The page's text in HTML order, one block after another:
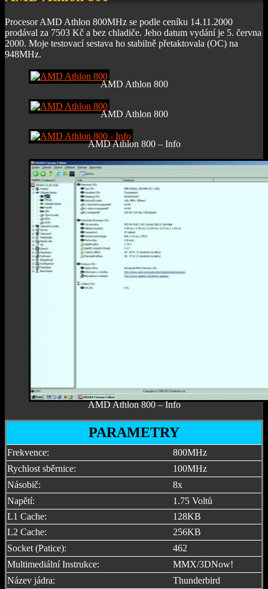
Procesor AMD Athlon 800MHz se podle ceníku 14.11.2000
prodával za 7503 Kč a bez chladiče. Jeho datum vydání je 5. června
2000. Moje testovací sestava ho stabilně přetaktovala (OC) na
948MHz.
AMD Athlon 800
AMD Athlon 800
AMD Athlon 800 – Info
AMD Athlon 800 – Info
PARAMETRY
Frekvence:
800MHz
Rychlost sběrnice:
100MHz
Násobič:
8x
Napětí:
1.75 Voltů
L1 Cache:
128KB
L2 Cache:
256KB
Socket (Patice):
462
Multimediální Instrukce:
MMX/3DNow!
Název jádra:
Thunderbird